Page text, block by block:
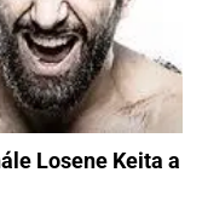
Losene Keita a